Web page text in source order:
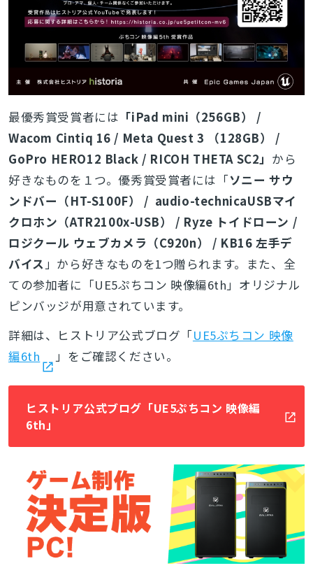
最優秀賞受賞者には 「iPad mini（256GB） /
Wacom Cintiq 16 / Meta Quest 3 （128GB） /
GoPro HERO12 Black / RICOH THETA SC2」 から
好きなものを１つ。優秀賞受賞者には「ソニー サウ
ンドバー（HT-S100F） / audio-technicaUSBマイ
クロホン（ATR2100x-USB） / Ryze トイドローン /
ロジクール ウェブカメラ（C920n） / KB16 左手デ
バイス」から好きなものを1つ贈られます。また、全
ての参加者に「UE5ぷちコン 映像編6th」オリジナル
ピンバッジが用意されています。
詳細は、ヒストリア公式ブログ「UE5ぷちコン 映像
編6th
」 をご確認ください。
ヒストリア公式ブログ「UE5ぷちコン 映像編
6th」